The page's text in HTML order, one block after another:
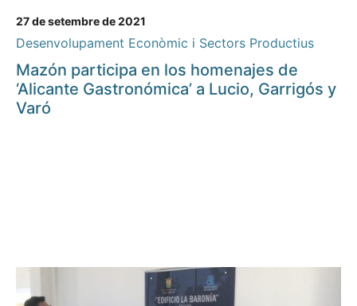
27 de setembre de 2021
Desenvolupament Econòmic i Sectors Productius
Mazón participa en los homenajes de
‘Alicante Gastronómica’ a Lucio, Garrigós y
Varó